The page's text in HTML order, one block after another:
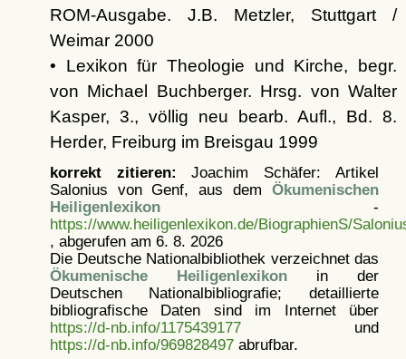
ROM-Ausgabe. J.B. Metzler, Stuttgart /
Weimar 2000
• Lexikon für Theologie und Kirche, begr.
von Michael Buchberger. Hrsg. von Walter
Kasper, 3., völlig neu bearb. Aufl., Bd. 8.
Herder, Freiburg im Breisgau 1999
korrekt zitieren: Joachim Schäfer: Artikel
Salonius von Genf, aus dem Ökumenischen
Heiligenlexikon-
https://www.heiligenlexikon.de/BiographienS/
, abgerufen am 6. 8. 2026
Die Deutsche Nationalbibliothek verzeichnet das
Ökumenische Heiligenlexikonin der
Deutschen Nationalbibliografie; detaillierte
bibliografische Daten sind im Internet über
https://d-nb.info/1175439177und
https://d-nb.info/969828497abrufbar.